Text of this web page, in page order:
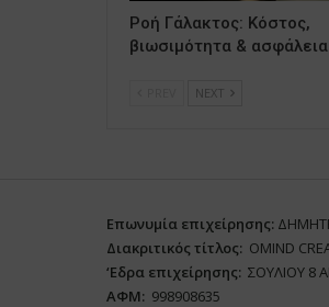
Ροή Γάλακτος: Κόστος,
βιωσιμότητα & ασφάλεια
NEXT
Επωνυμία επιχείρησης:
Διακριτικός τίτλος: ΟΜΙΝD
‘Eδρα επιχείρησης: ΣΟΥΛΙΟΥ 8
ΑΦΜ: 998908635